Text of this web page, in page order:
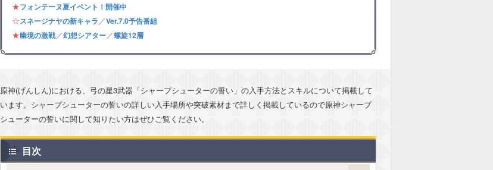
★フォンテーヌ夏イベント！開催中
☆スネージナヤの新キャラ／Ver.7.0予告番組
★幽境の激戦／幻想シアター／螺旋12層
原神(げんしん)における、弓の星3武器「シャープシューターの誓い」の入手方法とスキルについて掲載して
います。シャープシューターの誓いの詳しい入手場所や突破素材まで詳しく掲載しているので原神シャープ
シューターの誓いに関して知りたい方はぜひご覧ください。
目次